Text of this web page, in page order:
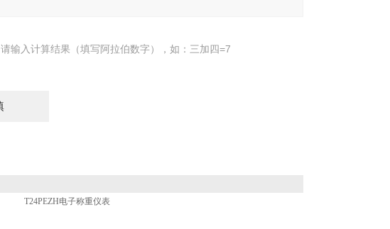
请输入计算结果（填写阿拉伯数字），如：三加四=7
T24PEZH电子称重仪表